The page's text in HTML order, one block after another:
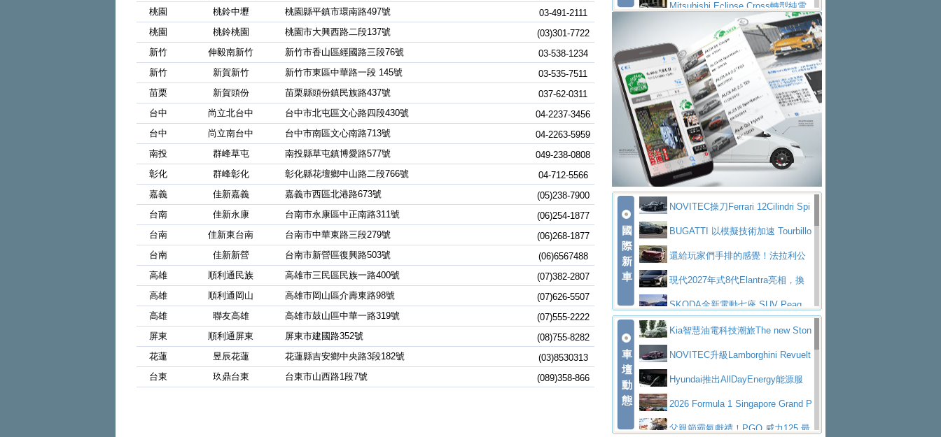
桃園
桃鈴中壢 桃園縣平鎮市環南路497號
03-491-2111
桃園
桃鈴桃園 桃園市大興西路二段137號
(03)301-7722
新竹
伸毅南新竹 新竹市香山區經國路三段76號
03-538-1234
新竹
新賀新竹 新竹市東區中華路一段 145號
03-535-7511
苗栗
新賀頭份 苗栗縣頭份鎮民族路437號
037-62-0311
台中
尚立北台中 台中市北屯區文心路四段430號
04-2237-3456
台中
尚立南台中 台中市南區文心南路713號
04-2263-5959
南投
群峰草屯 南投縣草屯鎮博愛路577號
049-238-0808
彰化
群峰彰化 彰化縣花壇鄉中山路二段766號
04-712-5566
嘉義
佳新嘉義 嘉義市西區北港路673號
(05)238-7900
台南
佳新永康 台南市永康區中正南路311號
(06)254-1877
台南
佳新東台南 台南市中華東路三段279號
(06)268-1877
台南
佳新新營 台南市新營區復興路503號
(06)6567488
高雄
順利通民族 高雄市三民區民族一路400號
(07)382-2807
高雄
順利通岡山 高雄市岡山區介壽東路98號
(07)626-5507
高雄
聯友高雄 高雄市鼓山區中華一路319號
(07)555-2222
屏東
順利通屏東 屏東市建國路352號
(08)755-8282
花蓮
昱辰花蓮 花蓮縣吉安鄉中央路3段182號
(03)8530313
台東
玖鼎台東 台東市山西路1段7號 (089)358-866
ntis四品牌經銷權，全新多品牌旗艦展示中
心開幕啟用
屏東特搜大隊再添新利器 SITRAK
救助器材車買氣不衰、SUZUKI經銷商勇於開啟
全新大店，新北都鈴木占地500坪土城旗艦
展示中心開幕
2025第七屆ISUZU運轉職人挑戰賽
熱血登場 展現極致車技與專業職人精神
H2GP世界總決賽圓滿落幕 台灣團
隊表現精彩淨零減碳指標性應用 純電動水泥預
拌車 消防車除了滅火裝備還需要什麼？
一探SITRAK “準” 消防車的究竟
大益金龍初試啼聲，汽柴油5噸貨車
不是對手正宗年鑑2025年全球自動車年鑑1月
下旬問世！2024第六屆ISUZU運轉職人挑戰賽
首度前進南台灣熱烈開戰
豪華電能休旅新星 Audi Q4 Sportba
ck 55 e-tron S lineScania Taiwan 逆風而行，加深力
道投資布局
付至少得等一年以上
Mitsubishi Eclipse Cross轉型純電
休旅 87kWh電池續航超過600公里
全新BMW 318i Touring豪華旅行車
全台限量200台 進化現型
不等零關稅的紅利，Jeep品牌今日
起展開首批車交車Volvo EX60 即將叩關，靜肅性、底
盤與數位介面搶先揭露
Audi Q9 將於 2026 年底上市 旗艦
大型 SUV 鎖定七人座豪華市場
BMW攜手漫威電影【蜘蛛人：重生
日】 Skoda 發表全新 Peaq 內裝：七人
座純電旗艦 SUV，行李廂最大可達 935 公
升
全新純電 Mercedes-Benz C 400 4
MATIC Electric 登場
奢華與科技大躍進，MAZDA全新3
代CX-5全方位進化提前亮相並展開預售94.9
萬起
馬自達公布 2027 年式 MX-5 更
新，新增 Yakudo 特別版
Skoda Peaq 發表全新電動動力系
統 最長續航逾 640 公里、支援雙向供電
BMW M2 首度導入 xDrive 四驅，
美國與瑞士需求成關鍵推手
The all-new T-Roc 魅力 自成焦點
Maserati GT2 Stradale「Tribute to
MC12」全球首度亮相
迎接 RANGE ROVER 品牌家族第
五位成員 全新 RANGE ROVER GT 預告登
場
造型華麗時尚、科技座艙再進化，P
eugeot 208小改款發表上市94.8萬起
國
際
新
車
NOVITEC操刀Ferrari 12Cilindri Spi
der 碳纖維空力、鍛造輪圈與Inconel排氣
上身
BUGATTI 以模擬技術加速 Tourbillo
n 動態開發還給玩家們手排的感覺！法拉利公
布12Cilidri Manaule手排超跑產品細節
現代2027年式8代Elantra亮相，換
裝更銳利的造型、更先進的資訊娛樂系統及
更高效的動力
SKODA全新電動七座 SUV Peaq
問世，擁有品牌史上最寬敞且豪華的座艙
AUDI推出首款高性能油電超跑Nuvo
lari，0到100公里加速2.6秒、極速350公里
／小時
百年三叉戟傳奇再啟程 Maserati 重
返 1000 Miglia 傳承競速榮耀
法拉利首款純電跑車Luce亮相，最
大馬力超過1000匹並具備530公里最大續航
里程
小車大空間、座艙科技更先進，SK
ODA發表全新純電跨界休旅Eipq祭平民化車
賓士AMG.EA專屬平台首作，Merc
車
壇
動
態
Kia智慧油電科技潮旅The new Ston
ic 1-7月累計銷量創歷史新高
NOVITEC升級Lamborghini Revuelt
o 綜效輸出增至1,048匹
Hyundai推出AllDayEnergy能源服
務 讓電動車化身行動儲能系統
2026 Formula 1 Singapore Grand P
rix 新加坡大獎賽 Audi 極速之旅開放報名
父親節霸氣獻禮！PGO 威力125 最